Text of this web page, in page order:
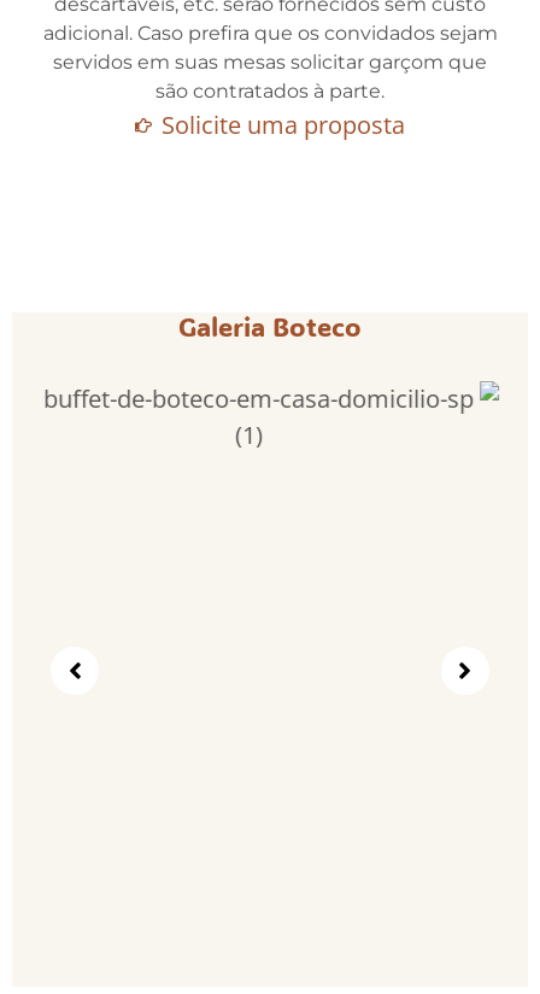
adicional. Caso prefira que os convidados sejam
servidos em suas mesas solicitar garçom que
são contratados à parte.
Solicite uma proposta
Galeria Boteco